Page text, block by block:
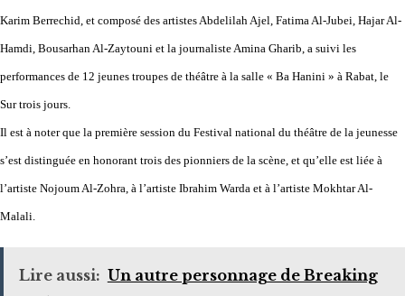
Karim Berrechid, et composé des artistes Abdelilah Ajel, Fatima Al-Jubei, Hajar Al-
Hamdi, Bousarhan Al-Zaytouni et la journaliste Amina Gharib, a suivi les
performances de 12 jeunes troupes de théâtre à la salle « Ba Hanini » à Rabat, le
Sur trois jours.
Il est à noter que la première session du Festival national du théâtre de la jeunesse
s’est distinguée en honorant trois des pionniers de la scène, et qu’elle est liée à
l’artiste Nojoum Al-Zohra, à l’artiste Ibrahim Warda et à l’artiste Mokhtar Al-
Malali.
Lire aussi: Un autre personnage de Breaking